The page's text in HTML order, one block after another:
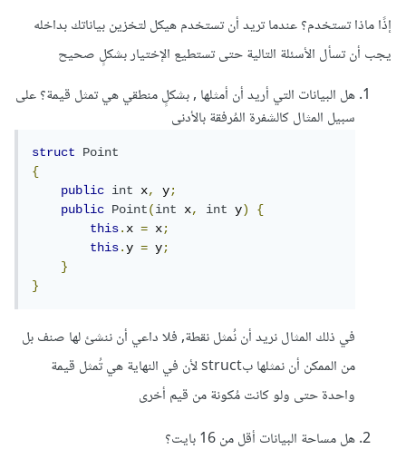
إذًا ماذا تستخدم؟ عندما تريد أن تستخدم هيكل لتخزين بياناتك بداخله
يجب أن تسأل الأسئلة التالية حتى تستطيع الإختيار بشكلٍ صحيح
هل البيانات التي أريد أن أمثلها , بشكلٍ منطقي هي تمثل قيمة؟ على
سبيل المثال كالشفرة المُرفقة بالأدنى
struct
Point
{
public
int x, y;
public
Point(int x, int y)
{
this.x = x;
this.y = y;
}
}
في ذلك المثال نريد أن نُمثل نقطة, فلا داعي أن ننشئ لها صنف بل
من الممكن أن نمثلها بstruct لأن في النهاية هي تُمثل قيمة
واحدة حتى ولو كانت مُكونة من قيم أخرى
هل مساحة البيانات أقل من 16 بايت؟